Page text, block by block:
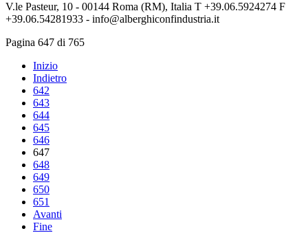
V.le Pasteur, 10 - 00144 Roma (RM), Italia T +39.06.5924274 F
+39.06.54281933 - info@alberghiconfindustria.it
Pagina 647 di 765
Inizio
Indietro
642
643
644
645
646
647
648
649
650
651
Avanti
Fine